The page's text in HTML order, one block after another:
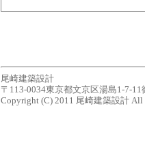
尾崎建築設計
〒113-0034東京都文京区湯島1-7-
Copyright (C) 2011 尾崎建築設計 All